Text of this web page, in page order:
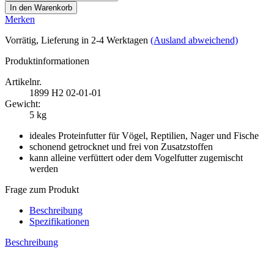
Merken
Vorrätig, Lieferung in 2-4 Werktagen (Ausland abweichend)
Produktinformationen
Artikelnr.
1899 H2 02-01-01
Gewicht:
5 kg
ideales Proteinfutter für Vögel, Reptilien, Nager und Fische
schonend getrocknet und frei von Zusatzstoffen
kann alleine verfüttert oder dem Vogelfutter zugemischt
werden
Frage zum Produkt
Beschreibung
Spezifikationen
Beschreibung